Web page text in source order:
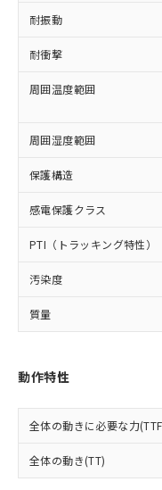
耐振動
耐衝撃
周囲温度範囲
周囲湿度範囲
保護構造
感電保護クラス
PTI（トラッキング特性）
汚染度
質量
動作特性
全体の動きに必要な力
全体の動き(TT)
記載し
タに基
覧され
準価格
正式な
様のお
ムロン
オムロ
ください。
在庫状
事前の承
示しな
マイパ
ビス）
メンバー
および当
品・サー
をご了承
※当社の
鉛(Pb) 1000ppm
六価クロム
類(PBB)
(PBDE) 1000ppm
ル) (DEHP)(別名
ルベンジル（BBP
（DBP）
(DIBP) 1000ppm以下
但し、RoHS指令
適用除外項目は除く
フタル酸エステル
図的な使用がない
※2 対応予定
部品在庫の切
月が前後する
下記の非含有
とができます。
EU RoHS指令
*中国RoHS10物
Pb(鉛) :1000ppm
Cr(Ⅵ)(六価クロム
ニル類) : 1000ppm
ル) : 1000ppm、
DEHP(フタル酸
※2 環境保護
「ｅ」：有害
準値以下であ
「10」：通常
質が外部に漏
及ぼさない年
（以下｢
または
国政府
可)を取
当社は
全に破
いよう
当社は
ル、化
武器並
使用いた
当社は
場合は、
該第三
販売先
法に輸
り引き
○ 一
△ 一
在
い
た
機
認く
受
情